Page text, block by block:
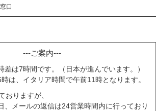
口
---ご案内---
差は7時間です。（日本が進んでいます。）
は、イタリア時間で午前11時となります。
おりますが、
、メールの返信は24営業時間内に行っており